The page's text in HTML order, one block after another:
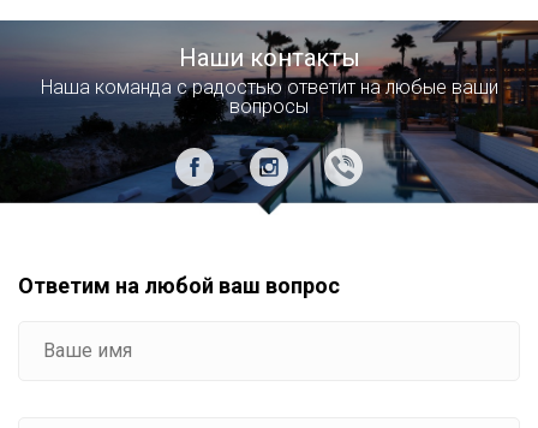
Наши контакты
Наша команда с радостью ответит на любые ваши
вопросы
Ответим на любой ваш вопрос